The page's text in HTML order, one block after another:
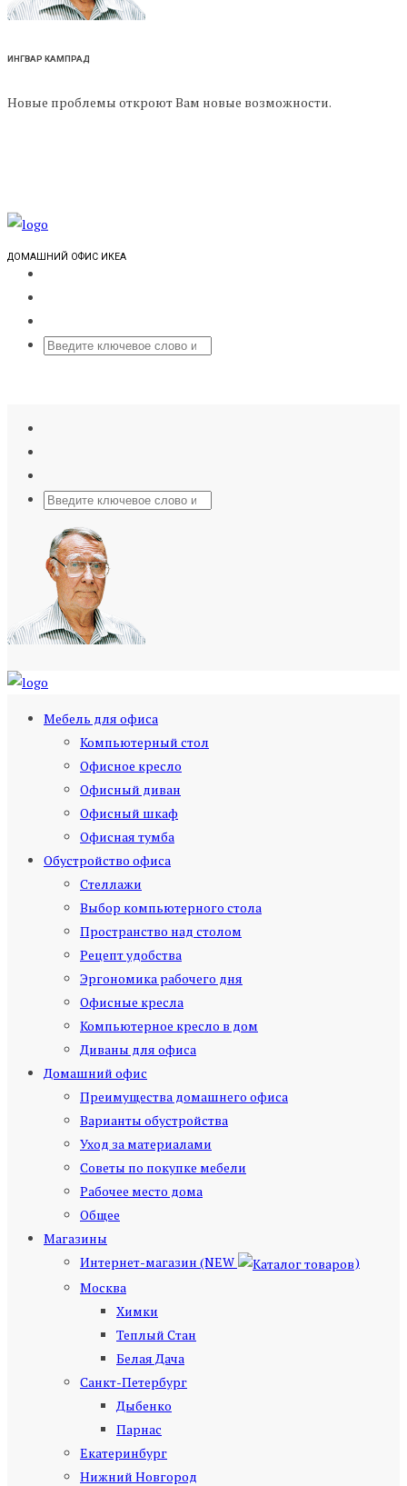
ИНГВАР КАМПРАД
Новые проблемы откроют Вам новые возможности.
ДОМАШНИЙ ОФИС ИКЕА
Мебель для офиса
Компьютерный стол
Офисное кресло
Офисный диван
Офисный шкаф
Офисная тумба
Обустройство офиса
Стеллажи
Выбор компьютерного стола
Пространство над столом
Рецепт удобства
Эргономика рабочего дня
Офисные кресла
Компьютерное кресло в дом
Диваны для офиса
Домашний офис
Преимущества домашнего офиса
Варианты обустройства
Уход за материалами
Советы по покупке мебели
Рабочее место дома
Общее
Магазины
Интернет-магазин (NEW
)
Москва
Химки
Теплый Стан
Белая Дача
Санкт-Петербург
Дыбенко
Парнас
Екатеринбург
Нижний Новгород